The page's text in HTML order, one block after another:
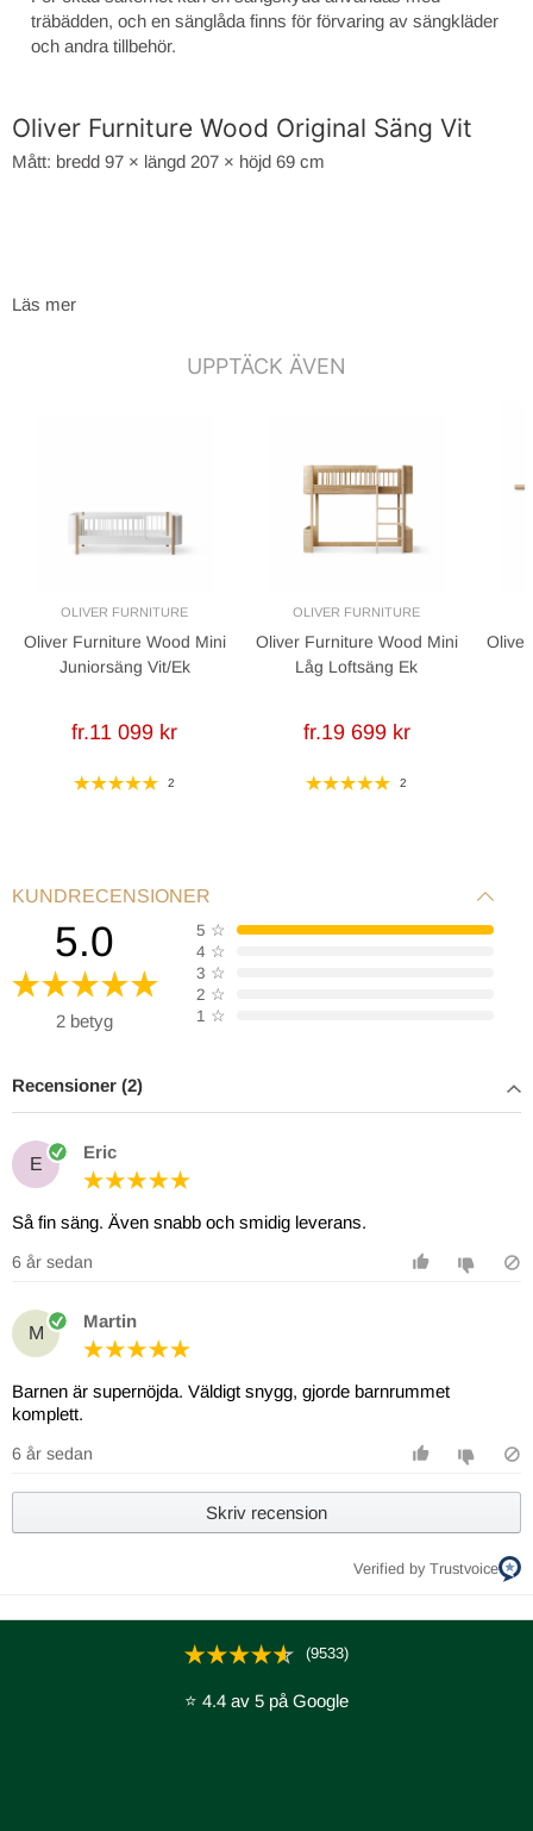
träbädden, och en sänglåda finns för förvaring av sängkläder
och andra tillbehör.
Oliver Furniture Wood Original Säng Vit
Mått: bredd 97 × längd 207 × höjd 69 cm
Läs mer
UPPTÄCK ÄVEN
OLIVER FURNITURE
Oliver Furniture Wood Mini
Juniorsäng Vit/Ek
fr.11 099 kr
2
OLIVER FURNITURE
Oliver Furniture Wood Mini
Låg Loftsäng Ek
fr.19 699 kr
2
KUNDRECENSIONER
5.0
2 betyg
5 ☆
4 ☆
3 ☆
2 ☆
1 ☆
Recensioner (2)
E
Eric
Så fin säng. Även snabb och smidig leverans.
6 år sedan
M
Martin
Barnen är supernöjda. Väldigt snygg, gjorde barnrummet
komplett.
6 år sedan
Skriv recension
Verified by Trustvoice
(9533)
⭐ 4.4 av 5 på Google